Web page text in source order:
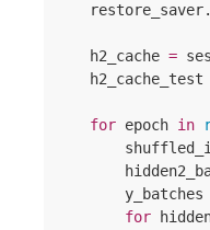
    h2_cache
=
    h2_cache_test
for epoch in
        y_batches
for